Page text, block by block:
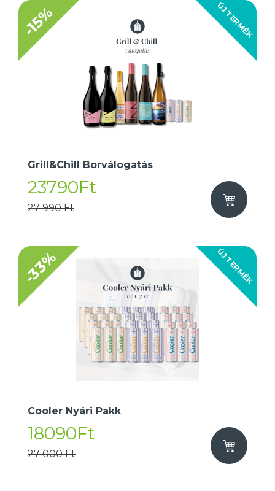
ÚJ TERMÉK
-15%
Grill&Chill Borválogatás
23790Ft
27 990 Ft
ÚJ TERMÉK
-33%
Cooler Nyári Pakk
18090Ft
27 000 Ft